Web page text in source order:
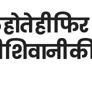
ही फिर